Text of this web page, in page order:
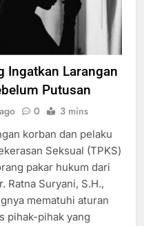
Ingatkan Larangan
Putusan
0 3 mins
korban dan pelaku
Seksual (TPKS)
pakar hukum dari
Ratna Suryani, S.H.,
mematuhi aturan
pihak-pihak yang